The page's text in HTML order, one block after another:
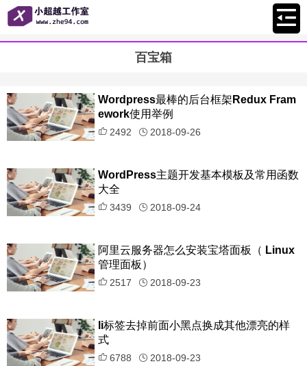
百宝箱
Wordpress最棒的后台框架Redux Fram
ework使用举例
2492 2018-09-26
WordPress主题开发基本模板及常用函数
大全
3439 2018-09-24
阿里云服务器怎么安装宝塔面板（ Linux
管理面板）
2517 2018-09-23
li标签去掉前面小黑点换成其他漂亮的样
式
6788 2018-09-23